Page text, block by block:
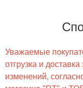
Уважаемые
отгрузка и
изменений,